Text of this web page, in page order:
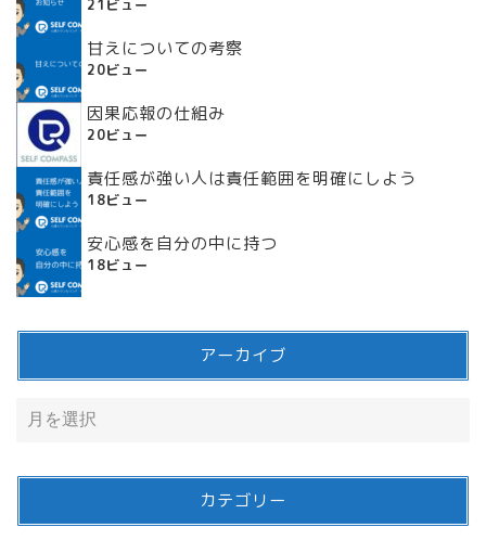
21ビュー
甘えについての考察
20ビュー
因果応報の仕組み
20ビュー
責任感が強い人は責任範囲を明確にしよう
18ビュー
安心感を自分の中に持つ
18ビュー
アーカイブ
カテゴリー